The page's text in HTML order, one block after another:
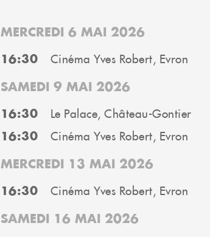
MERCREDI 6 MAI 2026
16:30 Cinéma Yves Robert, Evron
SAMEDI 9 MAI 2026
16:30 Le Palace, Château-Gontier
16:30 Cinéma Yves Robert, Evron
MERCREDI 13 MAI 2026
16:30 Cinéma Yves Robert, Evron
SAMEDI 16 MAI 2026